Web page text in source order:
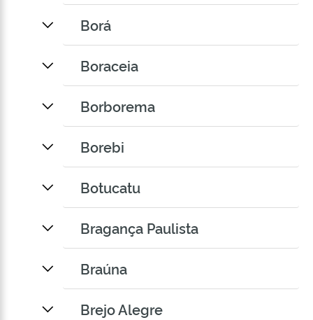
Borá
Boraceia
Borborema
Borebi
Botucatu
Bragança Paulista
Braúna
Brejo Alegre